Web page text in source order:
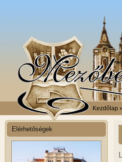
Kezdőlap
Elérhetőségek